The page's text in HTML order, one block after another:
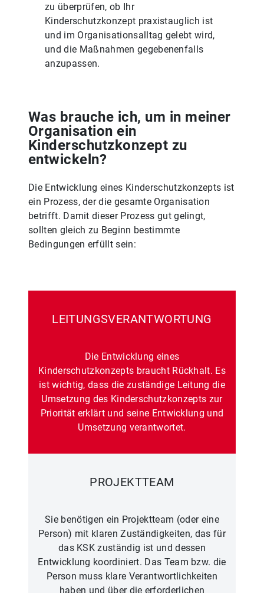
zu überprüfen, ob Ihr
Kinderschutzkonzept praxistauglich ist
und im Organisationsalltag gelebt wird,
und die Maßnahmen gegebenenfalls
anzupassen.
Was brauche ich, um in meiner
Organisation ein
Kinderschutzkonzept zu
entwickeln?
Die Entwicklung eines Kinderschutzkonzepts ist
ein Prozess, der die gesamte Organisation
betrifft. Damit dieser Prozess gut gelingt,
sollten gleich zu Beginn bestimmte
Bedingungen erfüllt sein:
LEITUNGSVERANTWORTUNG
Die Entwicklung eines
Kinderschutzkonzepts braucht Rückhalt. Es
ist wichtig, dass die zuständige Leitung die
Umsetzung des Kinderschutzkonzepts zur
Priorität erklärt und seine Entwicklung und
Umsetzung verantwortet.
PROJEKTTEAM
Sie benötigen ein Projektteam (oder eine
Person) mit klaren Zuständigkeiten, das für
das KSK zuständig ist und dessen
Entwicklung koordiniert. Das Team bzw. die
Person muss klare Verantwortlichkeiten
haben und über die erforderlichen